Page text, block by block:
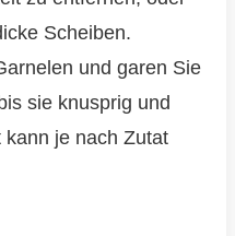
Scheiben.
und garen Sie
sie knusprig und
je nach Zutat